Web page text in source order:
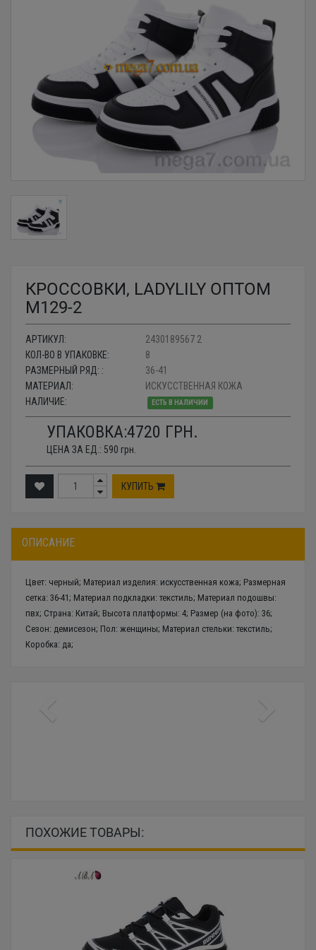
КРОССОВКИ, LADYLILY ОПТОМ
M129-2
АРТИКУЛ:
2430189567 2
КОЛ-ВО В УПАКОВКЕ:
8
РАЗМЕРНЫЙ РЯД: :
36-41
МАТЕРИАЛ:
ИСКУССТВЕННАЯ КОЖА
НАЛИЧИЕ:
ЕСТЬ В НАЛИЧИИ
УПАКОВКА:4720 ГРН.
ЦЕНА ЗА ЕД.: 590 грн.
КУПИТЬ
ОПИСАНИЕ
Цвет: черный; Материал изделия: искусственная кожа; Размерная
сетка: 36-41; Материал подкладки: текстиль; Материал подошвы:
пвх; Страна: Китай; Высота платформы: 4; Размер (на фото): 36;
Сезон: демисезон; Пол: женщины; Материал стельки: текстиль;
Коробка: да;
ПОХОЖИЕ ТОВАРЫ: